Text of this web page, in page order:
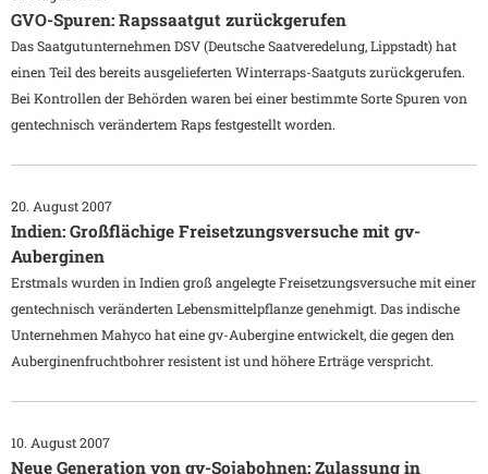
GVO-Spuren: Rapssaatgut zurückgerufen
Das Saatgutunternehmen DSV (Deutsche Saatveredelung, Lippstadt) hat
einen Teil des bereits ausgelieferten Winterraps-Saatguts zurückgerufen.
Bei Kontrollen der Behörden waren bei einer bestimmte Sorte Spuren von
gentechnisch verändertem Raps festgestellt worden.
20. August 2007
Indien: Großflächige Freisetzungsversuche mit gv-
Auberginen
Erstmals wurden in Indien groß angelegte Freisetzungsversuche mit einer
gentechnisch veränderten Lebensmittelpflanze genehmigt. Das indische
Unternehmen Mahyco hat eine gv-Aubergine entwickelt, die gegen den
Auberginenfruchtbohrer resistent ist und höhere Erträge verspricht.
10. August 2007
Neue Generation von gv-Sojabohnen: Zulassung in